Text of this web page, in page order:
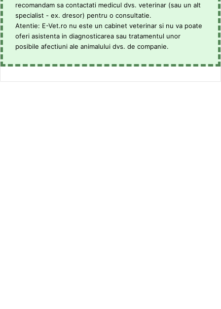
recomandam sa contactati medicul dvs. veterinar (sau un alt
specialist - ex. dresor) pentru o consultatie.
Atentie: E-Vet.ro nu este un cabinet veterinar si nu va poate
oferi asistenta in diagnosticarea sau tratamentul unor
posibile afectiuni ale animalului dvs. de companie.